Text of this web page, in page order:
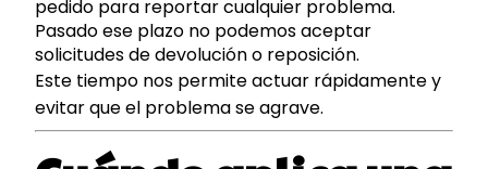
pedido para reportar cualquier problema.
Pasado ese plazo no podemos aceptar
solicitudes de devolución o reposición.
Este tiempo nos permite actuar rápidamente y
evitar que el problema se agrave.